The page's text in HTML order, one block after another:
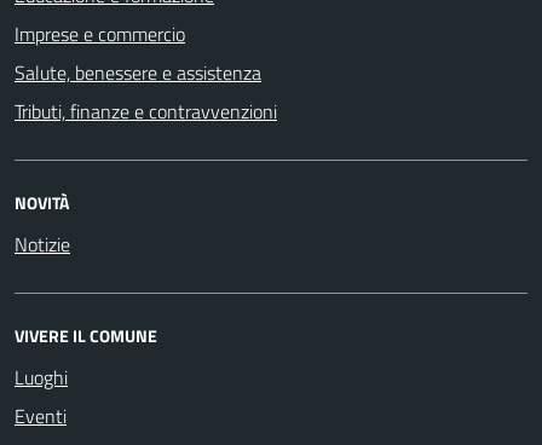
Imprese e commercio
Salute, benessere e assistenza
Tributi, finanze e contravvenzioni
NOVITÀ
Notizie
VIVERE IL COMUNE
Luoghi
Eventi